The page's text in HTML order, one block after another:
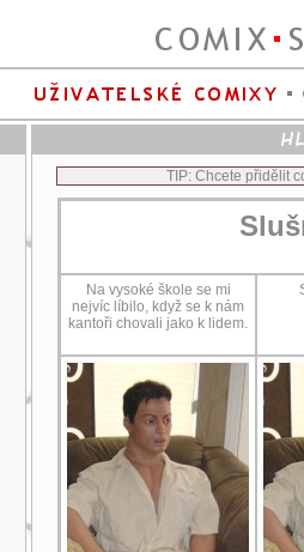
TIP: Chcete přidělit
Na vysoké škole se mi
nejvíc líbilo, když se k nám
kantoři chovali jako k lidem.